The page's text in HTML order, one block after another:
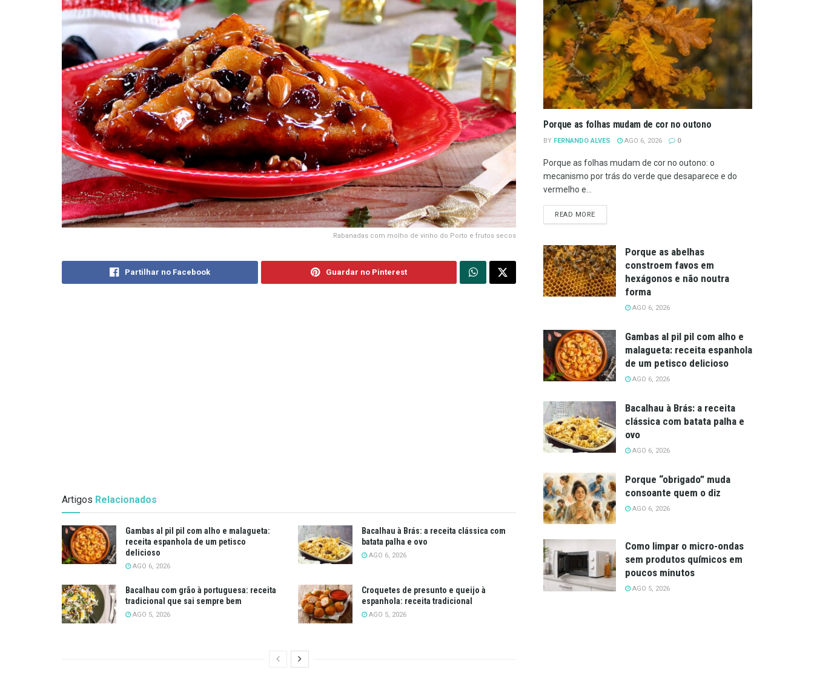
Rabanadas com molho de vinho do Porto e frutos secos
Partilhar no Facebook Guardar no Pinterest
Artigos Relacionados
Gambas al pil pil com alho e malagueta:
receita espanhola de um petisco
delicioso
AGO 6, 2026
Bacalhau à Brás: a receita clássica com
batata palha e ovo
AGO 6, 2026
Bacalhau com grão à portuguesa: receita
tradicional que sai sempre bem
AGO 5, 2026
Croquetes de presunto e queijo à
espanhola: receita tradicional
AGO 5, 2026
Porque as folhas mudam de cor no outono
BY FERNANDO ALVES AGO 6, 2026 0
Porque as folhas mudam de cor no outono: o
mecanismo por trás do verde que desaparece e do
vermelho e...
READ MOREDETAILS
Porque as abelhas
constroem favos em
hexágonos e não noutra
forma
AGO 6, 2026
Gambas al pil pil com alho e
malagueta: receita espanhola
de um petisco delicioso
AGO 6, 2026
Bacalhau à Brás: a receita
clássica com batata palha e
ovo
AGO 6, 2026
Porque “obrigado” muda
consoante quem o diz
AGO 6, 2026
Como limpar o micro-ondas
sem produtos químicos em
poucos minutos
AGO 5, 2026